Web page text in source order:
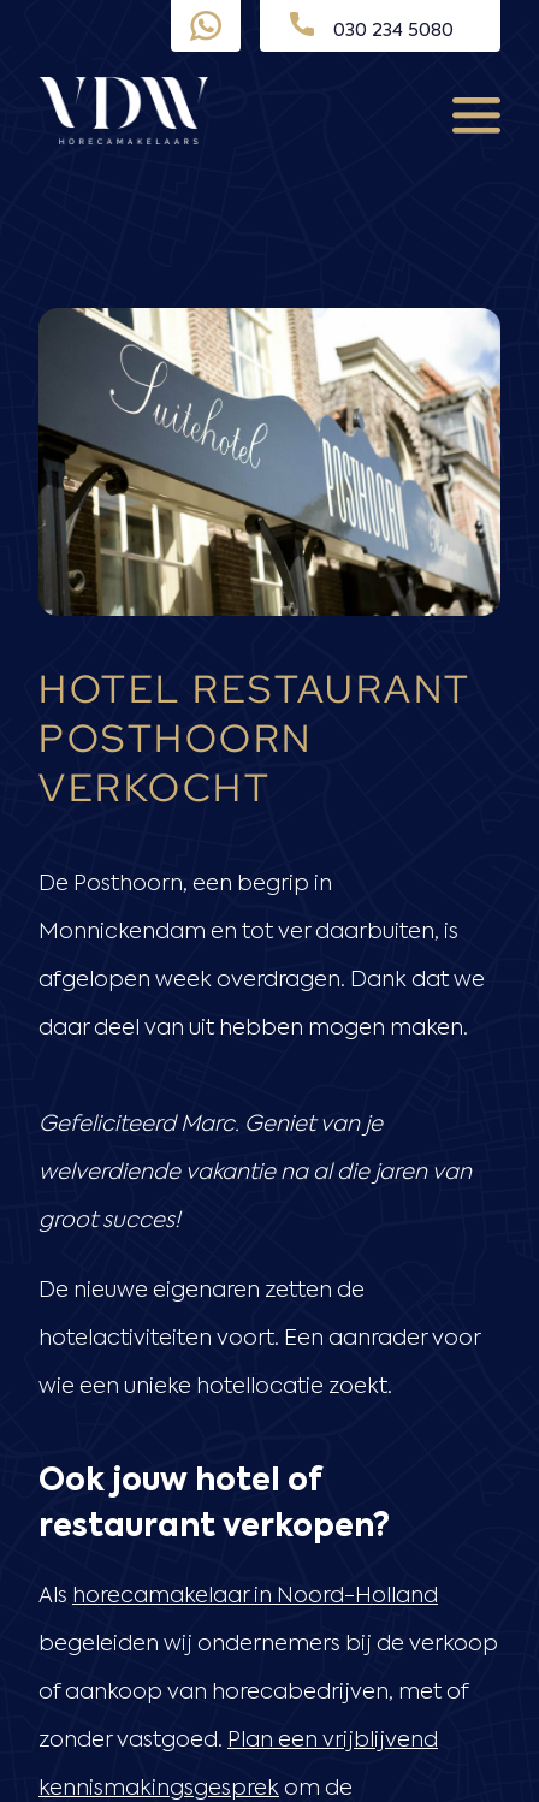
inhoud
030 234 5080
Menu
HOTEL RESTAURANT
POSTHOORN
VERKOCHT
De Posthoorn, een begrip in
Monnickendam en tot ver daarbuiten, is
afgelopen week overdragen. Dank dat we
daar deel van uit hebben mogen maken.
Gefeliciteerd Marc. Geniet van je
welverdiende vakantie na al die jaren van
groot succes!
De nieuwe eigenaren zetten de
hotelactiviteiten voort. Een aanrader voor
wie een unieke hotellocatie zoekt.
Ook jouw hotel of
restaurant verkopen?
Als horecamakelaar in Noord-Holland
begeleiden wij ondernemers bij de verkoop
of aankoop van horecabedrijven, met of
zonder vastgoed. Plan een vrijblijvend
kennismakingsgesprek om de